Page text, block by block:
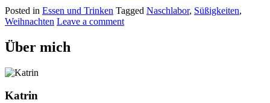
Posted in Essen und Trinken Tagged Naschlabor, Süßigkeiten,
Weihnachten Leave a comment
Über mich
Katrin